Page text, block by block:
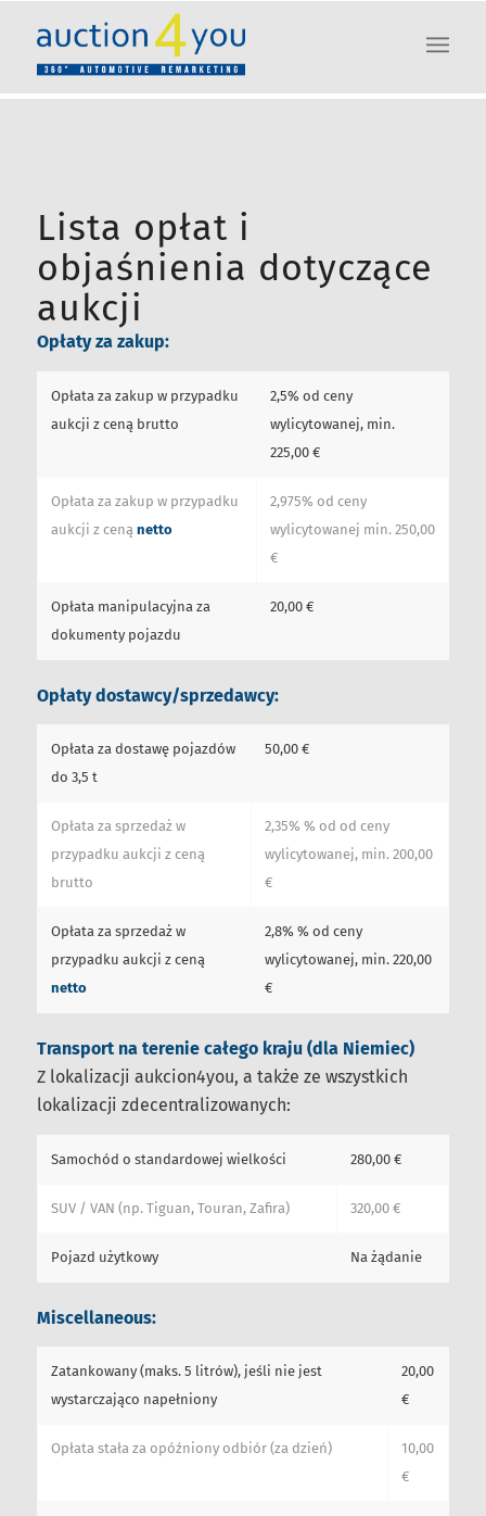
Lista opłat i
objaśnienia dotyczące
aukcji
Opłaty za zakup:
Opłata za zakup w przypadku
aukcji z ceną brutto
2,5% od ceny
wylicytowanej, min.
225,00 €
Opłata za zakup w przypadku
aukcji z ceną netto
2,975% od ceny
wylicytowanej min. 250,00
€
Opłata manipulacyjna za
dokumenty pojazdu
20,00 €
Opłaty dostawcy/sprzedawcy:
Opłata za dostawę pojazdów
do 3,5 t
50,00 €
Opłata za sprzedaż w
przypadku aukcji z ceną
brutto
2,35% % od od ceny
wylicytowanej, min. 200,00
€
Opłata za sprzedaż w
przypadku aukcji z ceną
netto
2,8% % od ceny
wylicytowanej, min. 220,00
€
Transport na terenie całego kraju (dla Niemiec)
Z lokalizacji aukcion4you, a także ze wszystkich
lokalizacji zdecentralizowanych:
Samochód o standardowej wielkości 280,00 €
SUV / VAN (np. Tiguan, Touran, Zafira) 320,00 €
Pojazd użytkowy Na żądanie
Miscellaneous:
Zatankowany (maks. 5 litrów), jeśli nie jest
wystarczająco napełniony
20,00
€
Opłata stała za opóźniony odbiór (za dzień)
10,00
€